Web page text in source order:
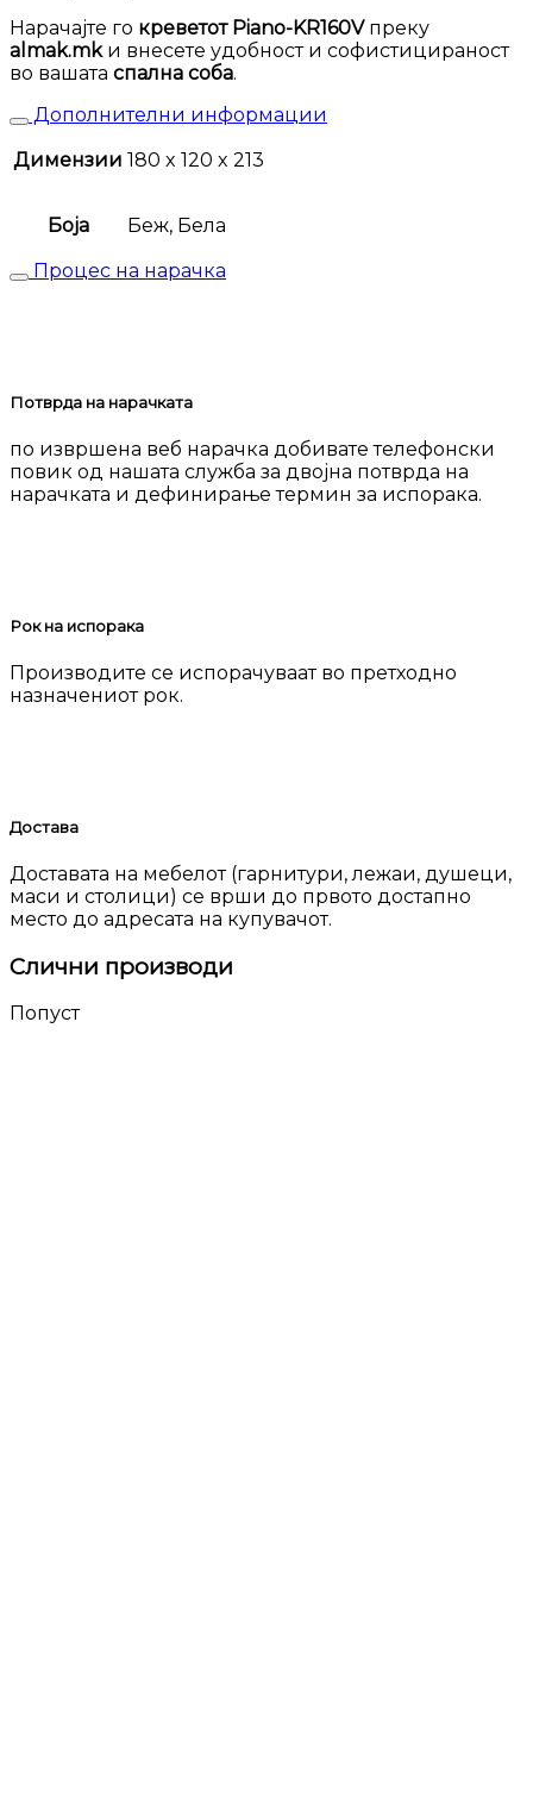
Нарачајте го креветот Piano-KR160Vпреку
almak.mkи внесете удобност и софистицираност
во вашата спална соба.
Дополнителни информации
Димензии 180 x 120 x 213
Боја
Беж, Бела
Процес на нарачка
Потврда на нарачката
по извршена веб нарачка добивате телефонски
повик од нашата служба за двојна потврда на
нарачката и дефинирање термин за испорака.
Рок на испорака
Производите се испорачуваат во претходно
назначениот рок.
Достава
Доставата на мебелот (гарнитури, лежаи, душеци,
маси и столици) се врши до првото достапно
место до адресата на купувачот.
Слични производи
Попуст